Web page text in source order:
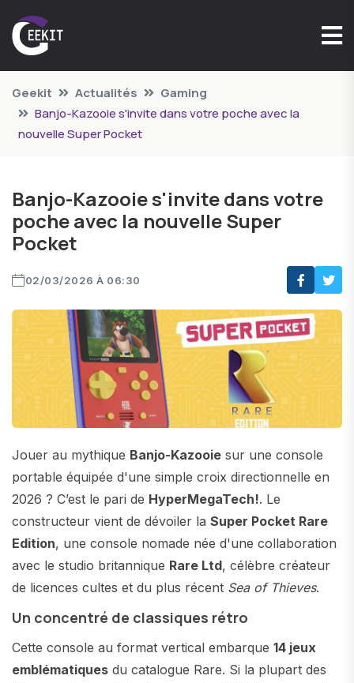
Geekit Actualités
Gaming
Banjo-Kazooie s'invite dans votre poche avec la
nouvelle Super Pocket
Banjo-Kazooie s'invite dans votre
poche avec la nouvelle Super
Pocket
02/03/2026 À 06:30
Jouer au mythique Banjo-Kazooie sur une console
portable équipée d'une simple croix directionnelle en
2026 ? C’est le pari de HyperMegaTech!. Le
constructeur vient de dévoiler la Super Pocket Rare
Edition, une console nomade née d'une collaboration
avec le studio britannique Rare Ltd, célèbre créateur
de licences cultes et du plus récent Sea of Thieves.
Un concentré de classiques rétro
Cette console au format vertical embarque 14 jeux
emblématiques du catalogue Rare. Si la plupart des